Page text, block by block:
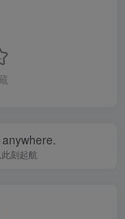
刻起航